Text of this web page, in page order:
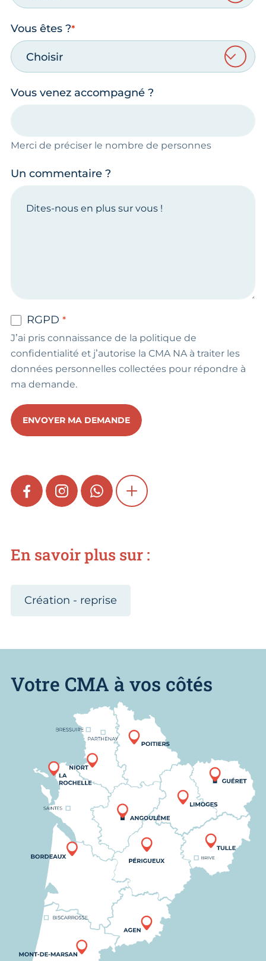
Vous êtes ?
Choisir
Vous venez accompagné ?
Merci de préciser le nombre de personnes
Un commentaire ?
RGPD
J’ai pris connaissance de la politique de
confidentialité et j’autorise la CMA NA à traiter les
données personnelles collectées pour répondre à
ma demande.
ENVOYER MA DEMANDE
FACEBOOKINSTAGRAMWHATSAPPSHOW MORE
En savoir plus sur :
Création - reprise
Votre CMA à vos côtés